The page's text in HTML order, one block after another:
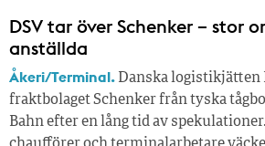
DSV tar över Schenker – stor
anställda
Åkeri/Terminal. Danska logistikjätten
fraktbolaget Schenker från tyska
Bahn efter en lång tid av